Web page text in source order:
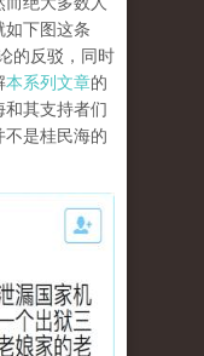
如下图这条
的反驳，同时
本系列文章的
和其支持者们
不是桂民海的